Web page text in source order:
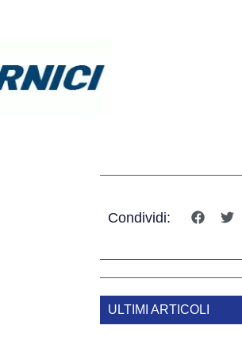
Condividi:
ULTIMI ARTICOLI